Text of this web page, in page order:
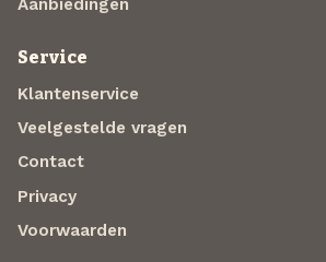
Aanbiedingen
Service
Klantenservice
Veelgestelde vragen
Contact
Privacy
Voorwaarden